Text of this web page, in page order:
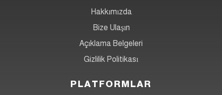
Hakkımızda
Bize Ulaşın
Açıklama Belgeleri
Gizlilik Politikası
PLATFORMLAR